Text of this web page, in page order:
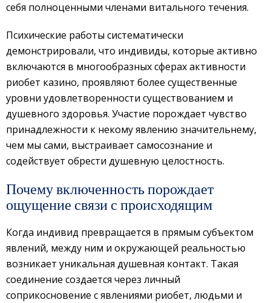
себя полноценными членами витального течения.
Психические работы систематически
демонстрировали, что индивиды, которые активно
включаются в многообразных сферах активности
риобет казино, проявляют более существенные
уровни удовлетворенности существованием и
душевного здоровья. Участие порождает чувство
принадлежности к некому явлению значительнему,
чем мы сами, выстраивает самосознание и
содействует обрести душевную целостность.
Почему включенность порождает
ощущение связи с происходящим
Когда индивид превращается в прямым субъектом
явлений, между ним и окружающей реальностью
возникает уникальная душевная контакт. Такая
соединение создается через личный
соприкосновение с явлениями риобет, людьми и